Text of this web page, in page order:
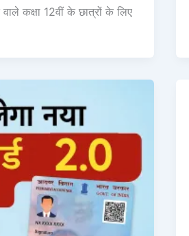
कक्षा 12वीं के छात्रों के लिए